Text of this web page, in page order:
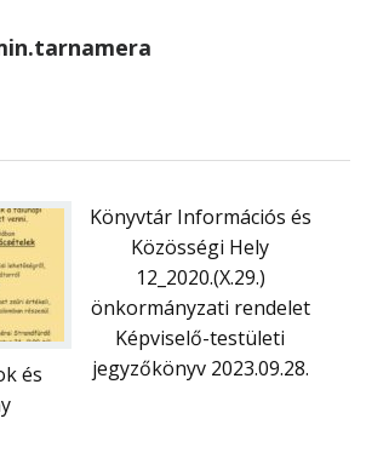
és
Könyvtár Információs és
Közösségi Hely
12_2020.(X.29.)
önkormányzati rendelet
Képviselő-testületi
jegyzőkönyv 2023.09.28.